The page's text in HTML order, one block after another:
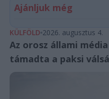
Ajánljuk még
KÜLFÖLD 2026. augusztus 4.
Az orosz állami
támadta a paksi